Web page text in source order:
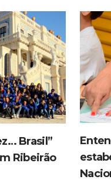
Brasil”
Ribeirão